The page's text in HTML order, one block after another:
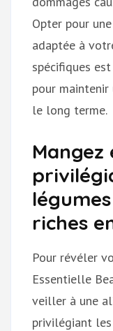
Opter pour
adaptée à
spécifiques
pour
le long terme.
Mangez
riches
Pour révéler
Essentielle
veiller à une
privilégiant